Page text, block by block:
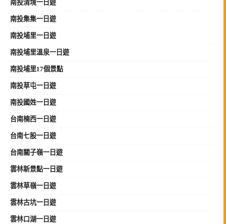
南投清境一日遊
南投集集一日遊
南投埔里一日遊
南投埔里溫泉一日遊
南投埔里17個景點
南投草屯一日遊
南投國姓一日遊
台南楠西一日遊
台南七股一日遊
台南關子嶺一日遊
雲林新景點一日遊
雲林草嶺一日遊
雲林古坑一日遊
雲林口湖一日遊